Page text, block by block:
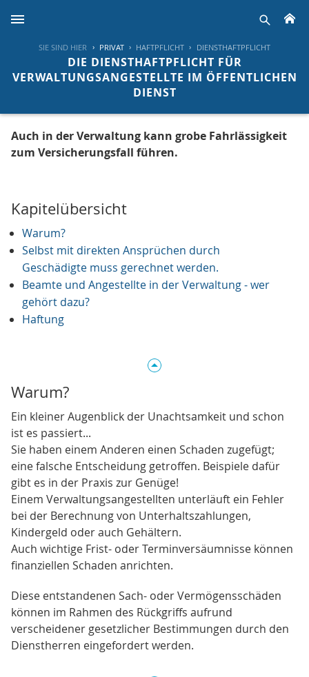
SIE SIND HIER PRIVAT HAFTPFLICHT DIENSTHAFTPFLICHT
DIE DIENSTHAFTPFLICHT FÜR
VERWALTUNGSANGESTELLTE IM ÖFFENTLICHEN
DIENST
Auch in der Verwaltung kann grobe Fahrlässigkeit
zum Versicherungsfall führen.
Kapitelübersicht
Warum?
Selbst mit direkten Ansprüchen durch
Geschädigte muss gerechnet werden.
Beamte und Angestellte in der Verwaltung - wer
gehört dazu?
Haftung
Warum?
Ein kleiner Augenblick der Unachtsamkeit und schon
ist es passiert...
Sie haben einem Anderen einen Schaden zugefügt;
eine falsche Entscheidung getroffen. Beispiele dafür
gibt es in der Praxis zur Genüge!
Einem Verwaltungsangestellten unterläuft ein Fehler
bei der Berechnung von Unterhaltszahlungen,
Kindergeld oder auch Gehältern.
Auch wichtige Frist- oder Terminversäumnisse können
finanziellen Schaden anrichten.
Diese entstandenen Sach- oder Vermögensschäden
können im Rahmen des Rückgriffs aufrund
verscheidener gesetzlicher Bestimmungen durch den
Dienstherren eingefordert werden.